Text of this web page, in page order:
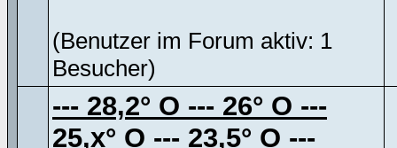
(Benutzer im Forum aktiv: 1
Besucher)
--- 28,2° O --- 26° O ---
25,x° O --- 23,5° O ---